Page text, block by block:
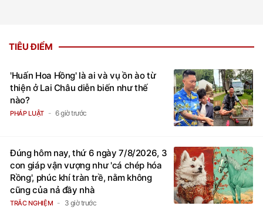
TIÊU ĐIỂM
'Huấn Hoa Hồng' là ai và vụ ồn ào từ
thiện ở Lai Châu diễn biến như thế
nào?
PHÁP LUẬT 6 giờ trước
Đúng hôm nay, thứ 6 ngày 7/8/2026, 3
con giáp vận vượng như 'cá chép hóa
Rồng', phúc khí tràn trề, nằm không
cũng của nả đầy nhà
TRẮC NGHIỆM 3 giờ trước